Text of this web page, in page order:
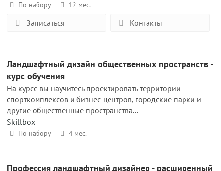
По набору 12 мес.
Записаться Контакты
Ландшафтный дизайн общественных пространств -
курс обучения
На курсе вы научитесь проектировать территории
спорткомплексов и бизнес-центров, городские парки и
другие общественные пространства...
Skillbox
По набору 4 мес.
Профессия ландшафтный дизайнер - расширенный